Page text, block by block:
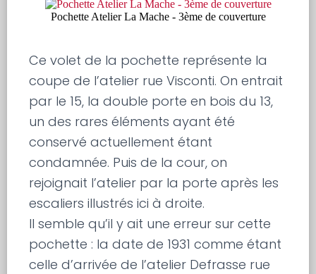
Pochette Atelier La Mache - 3ème de couverture
Ce volet de la pochette représente la
coupe de l’atelier rue Visconti. On entrait
par le 15, la double porte en bois du 13,
un des rares éléments ayant été
conservé actuellement étant
condamnée. Puis de la cour, on
rejoignait l’atelier par la porte après les
escaliers illustrés ici à droite.
Il semble qu’il y ait une erreur sur cette
pochette : la date de 1931 comme étant
celle d’arrivée de l’atelier Defrasse rue